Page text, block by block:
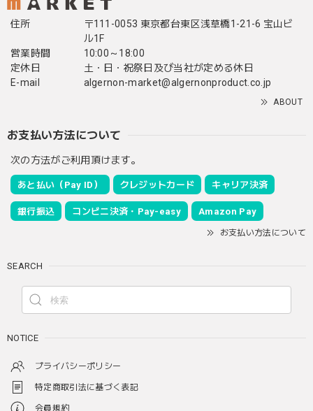
住所
〒111-0053 東京都台東区浅草橋1-21-6 宝山ビ
ル1F
営業時間
10:00～18:00
定休日
土・日・祝祭日及び当社が定める休日
E-mail
algernon-market@algernonproduct.co.jp
ABOUT
お支払い方法について
次の方法がご利用頂けます。
あと払い（Pay ID） クレジットカード キャリア決済
銀行振込 コンビニ決済・Pay-easy Amazon Pay
お支払い方法について
SEARCH
NOTICE
プライバシーポリシー
特定商取引法に基づく表記
会員規約